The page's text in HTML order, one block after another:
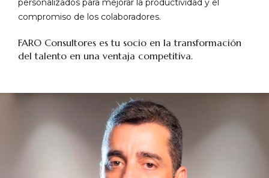
personalizados para mejorar la productividad y el
compromiso de los colaboradores.
FARO Consultores es tu socio en la transformación
del talento en una ventaja competitiva.